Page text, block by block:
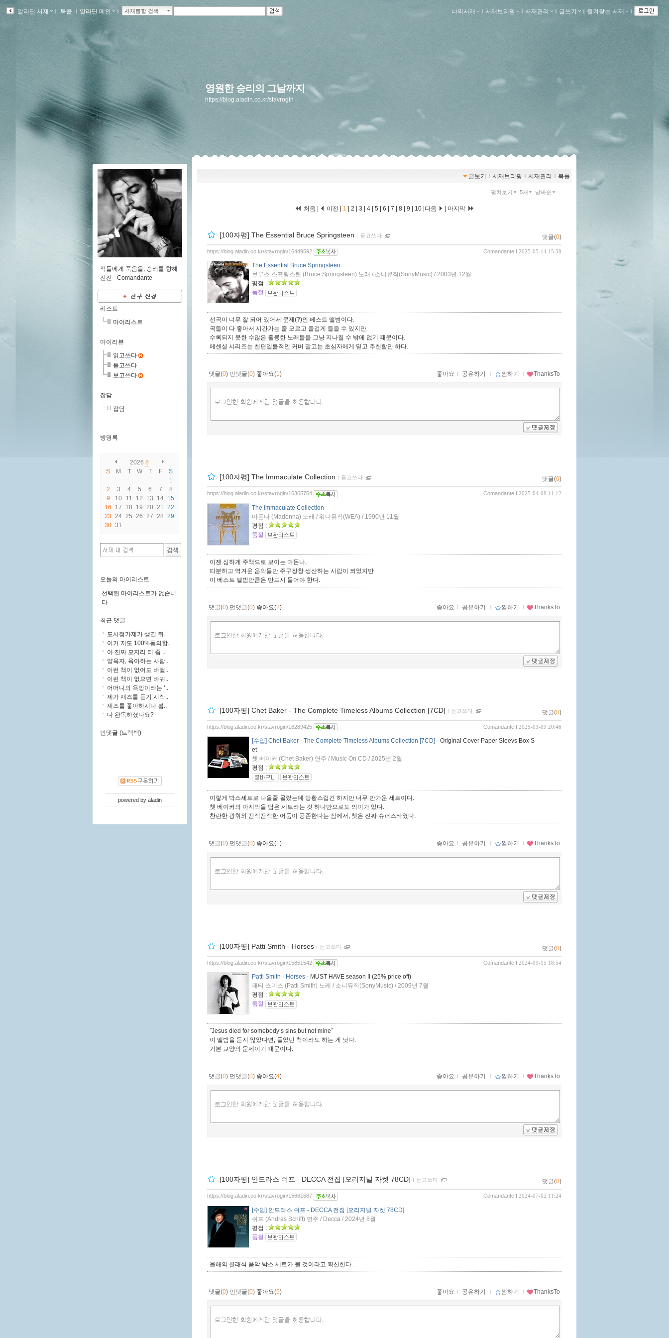
알라딘 서재 ｌ 북플 ｌ 알라딘 메인 ｌ 서재통합 검색 나의서재 ｌ 서재브리핑 ｌ 서재관리 ｌ 글쓰기 ｌ 즐겨찾는 서재 ｌ
영원한 승리의 그날까지
https://blog.aladin.co.kr/stavrogin
글보기 ｌ 서재브리핑 ｌ 서재관리 ｌ 북플
펼쳐보기 5개 날짜순
처음 | 이전 | 1 2 3 4 5 6 7 8 9 10 다음 마지막
[100자평] The Essential Bruce Springsteen ｌ 듣고쓰다 댓글(0)
Comandante l 2025-05-14 15:38
https://blog.aladin.co.kr/stavrogin/16449592
The Essential Bruce Springsteen
브루스 스프링스틴 (Bruce Springsteen) 노래 / 소니뮤직(SonyMusic) / 2003년 12월
평점 :
품절
선곡이 너무 잘 되어 있어서 문제(?)인 베스트 앨범이다.
곡들이 다 좋아서 시간가는 줄 모르고 즐겁게 들을 수 있지만
수록되지 못한 수많은 훌륭한 노래들을 그냥 지나칠 수 밖에 없기 때문이다.
에센셜 시리즈는 천편일률적인 커버 말고는 초심자에게 믿고 추천할만 하다.
댓글(0) 먼댓글(0) 좋아요(1) 좋아요 ｌ 공유하기 ｌ 찜하기 ｌ ThanksTo
[100자평] The Immaculate Collection ｌ 듣고쓰다 댓글(0)
Comandante l 2025-04-08 11:12
https://blog.aladin.co.kr/stavrogin/16365754
The Immaculate Collection
마돈나 (Madonna) 노래 / 워너뮤직(WEA) / 1990년 11월
평점 :
품절
이젠 심하게 주책으로 보이는 마돈나,
따분하고 역겨운 음악들만 주구장창 생산하는 사람이 되었지만
이 베스트 앨범만큼은 반드시 들어야 한다.
댓글(0) 먼댓글(0) 좋아요(2) 좋아요 ｌ 공유하기 ｌ 찜하기 ｌ ThanksTo
[100자평] Chet Baker - The Complete Timeless Albums Collection [7CD] ｌ 듣고쓰다 댓글(0)
Comandante l 2025-03-09 20:46
https://blog.aladin.co.kr/stavrogin/16289425
[수입] Chet Baker - The Complete Timeless Albums Collection [7CD] - Original Cover Paper Sleevs Box S
et
쳇 베이커 (Chet Baker) 연주 / Music On CD / 2025년 2월
평점 :
이렇게 박스세트로 나올줄 몰랐는데 당황스럽긴 하지만 너무 반가운 세트이다.
쳇 베이커의 마지막을 담은 세트라는 것 하나만으로도 의미가 있다.
찬란한 광휘와 끈적끈적한 어둠이 공존한다는 점에서, 쳇은 진짜 슈퍼스타였다.
댓글(0) 먼댓글(0) 좋아요(1 ) 좋아요 ｌ 공유하기 ｌ 찜하기 ｌ ThanksTo
[100자평] Patti Smith - Horses ｌ 듣고쓰다 댓글(0)
Comandante l 2024-09-15 18:54
https://blog.aladin.co.kr/stavrogin/15851542
Patti Smith - Horses - MUST HAVE season II (25% price off)
패티 스미스 (Patti Smith) 노래 / 소니뮤직(SonyMusic) / 2009년 7월
평점 :
품절
˝Jesus died for somebody‘s sins but not mine˝
이 앨범을 듣지 않았다면, 들었던 척이라도 하는 게 낫다.
기본 교양의 문제이기 때문이다.
댓글(0) 먼댓글(0) 좋아요(4) 좋아요 ｌ 공유하기 ｌ 찜하기 ｌ ThanksTo
[100자평] 안드라스 쉬프 - DECCA 전집 [오리지널 자켓 78CD] ｌ 듣고쓰다 댓글(0)
Comandante l 2024-07-02 11:24
https://blog.aladin.co.kr/stavrogin/15661687
[수입] 안드라스 쉬프 - DECCA 전집 [오리지널 자켓 78CD]
쉬프 (Andras Schiff) 연주 / Decca / 2024년 8월
평점 :
품절
올해의 클래식 음악 박스 세트가 될 것이라고 확신한다.
댓글(0) 먼댓글(0) 좋아요(9) 좋아요 ｌ 공유하기 ｌ 찜하기 ｌ ThanksTo
적들에게 죽음을, 승리를 향해
전진 - Comandante
리스트
마이리스트
마이리뷰
읽고쓰다
듣고쓰다
보고쓰다
잡담
잡담
방명록
2026 8
S
M T W T F
S
1
2
3 4 5 6 7
8
9
10 11 12 13 14 15
16
17 18 19 20 21 22
23 24 25 26 27 28 29
30 31
오늘의 마이리스트
선택된 마이리스트가 없습니
다.
최근 댓글
도서정가제가 생긴 뒤..
이거 저도 100%동의합..
아 진짜 모지리 티 좀 ..
양육자, 육아하는 사람..
이런 책이 없어도 바뀔..
이런 책이 없으면 바뀌..
어머니의 욕망이라는 ‘..
제가 재즈를 듣기 시작..
재즈를 좋아하시나 봅..
다 완독하셨나요?
먼댓글 (트랙백)
powered by aladin